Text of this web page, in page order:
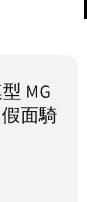
MG
假面騎